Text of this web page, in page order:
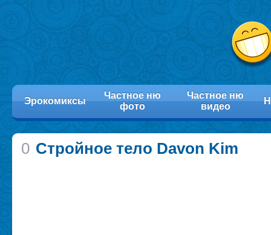
Эрокомиксы
Частное ню
фото
Частное ню
видео
0 Стройное тело Davon Kim